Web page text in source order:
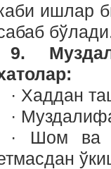
ишлар
9.
· Хаддан
·
· Шом ва